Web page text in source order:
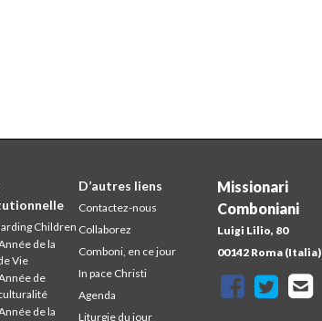
Missionari
Comboniani
Luigi Lilio, 80
00142 Roma (Italia)
Children
de la
Vie
de
de la
D’autres liens
Contactez-nous
Collaborez
Comboni, en ce jour
In pace Christi
Agenda
Liturgie du jour